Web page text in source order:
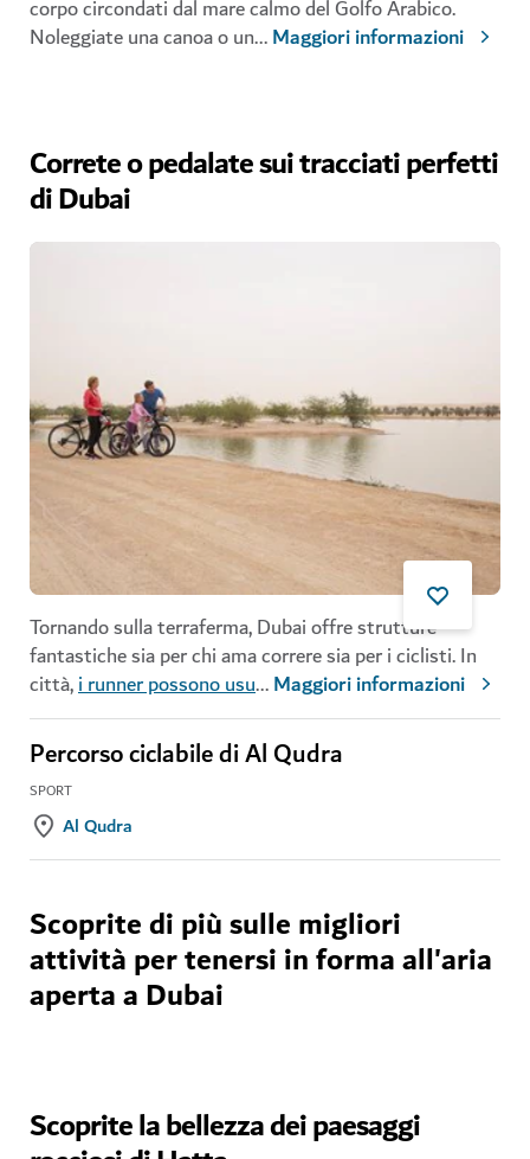
corpo circondati dal mare calmo del Golfo Arabico.
Noleggiate una canoa o un...Maggiori informazioni
Correte o pedalate sui tracciati perfetti
di Dubai
Tornando sulla terraferma, Dubai offre strutture
fantastiche sia per chi ama correre sia per i ciclisti. In
città,i runner possono usu...Maggiori informazioni
Percorso ciclabile di Al Qudra
SPORT
Al Qudra
Scoprite di più sulle migliori
attività per tenersi in forma all'aria
aperta a Dubai
Scoprite la bellezza dei paesaggi